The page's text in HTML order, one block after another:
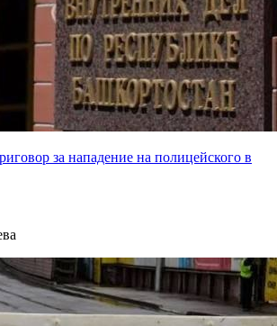
за нападение на полицейского в